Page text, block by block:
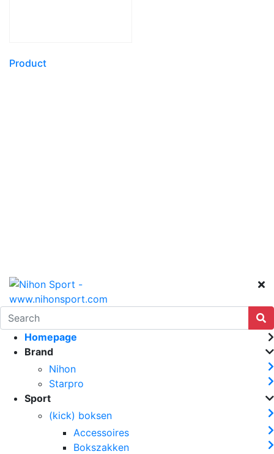
Product
Homepage
Brand
Nihon
Starpro
Sport
(kick) boksen
Accessoires
Bokszakken